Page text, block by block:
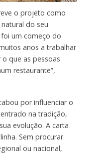
o projeto como
do seu
um começo do
anos a trabalhar
que as pessoas
restaurante”,
por influenciar o
na tradição,
evolução. A carta
Sem procurar
ou nacional,